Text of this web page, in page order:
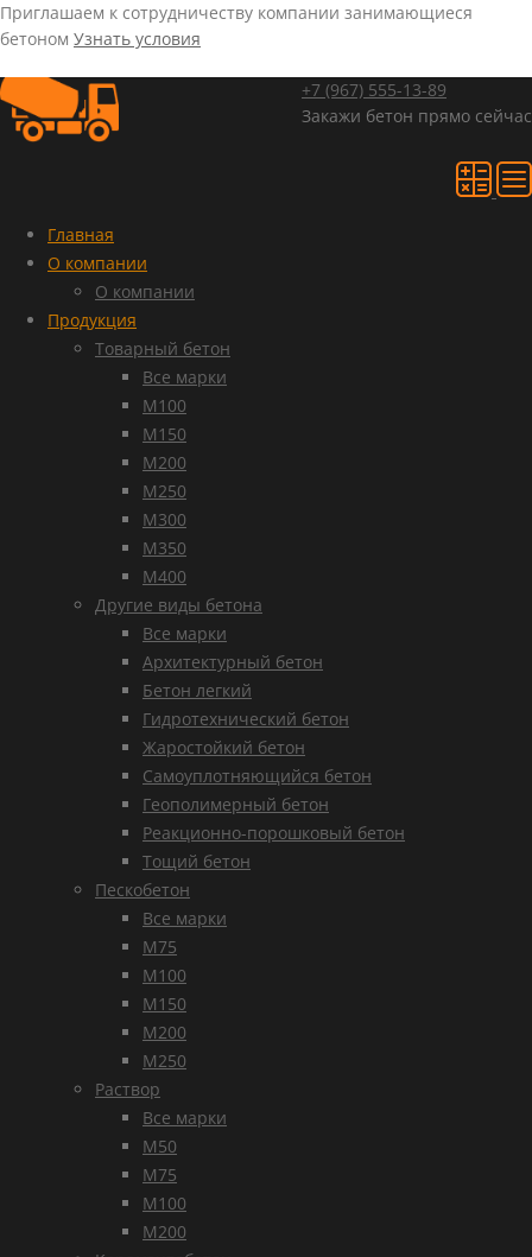
Приглашаем к сотрудничеству компании занимающиеся
бетоном Узнать условия
+7 (967) 555-13-89
Закажи бетон прямо сейчас
Главная
О компании
О компании
Продукция
Товарный бетон
Все марки
М100
М150
М200
М250
М300
М350
М400
Другие виды бетона
Все марки
Архитектурный бетон
Бетон легкий
Гидротехнический бетон
Жаростойкий бетон
Самоуплотняющийся бетон
Геополимерный бетон
Реакционно-порошковый бетон
Тощий бетон
Пескобетон
Все марки
М75
М100
М150
М200
М250
Раствор
Все марки
М50
М75
М100
М200